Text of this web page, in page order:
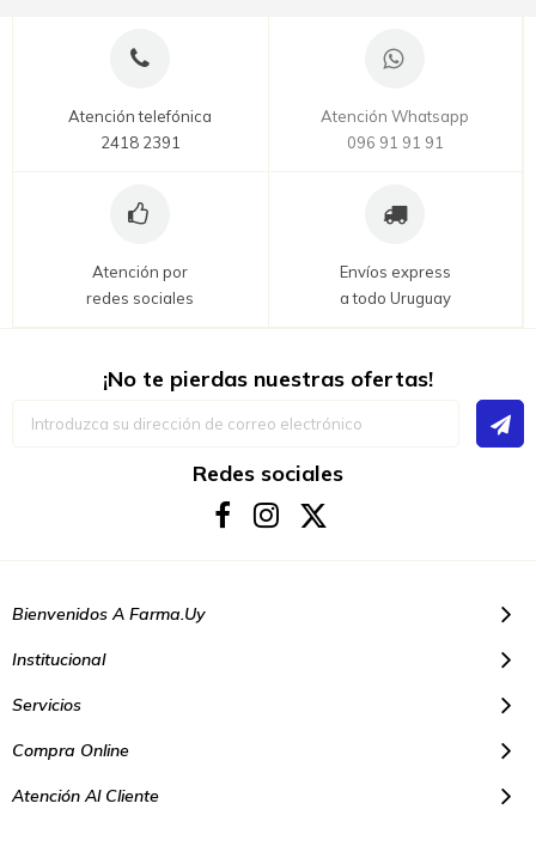
Atención telefónica
2418 2391
Atención Whatsapp
096 91 91 91
Atención por
redes sociales
Envíos express
a todo Uruguay
¡No te pierdas nuestras ofertas!
Redes sociales
Bienvenidos A Farma.uy
Institucional
Servicios
Compra Online
Atención Al Cliente